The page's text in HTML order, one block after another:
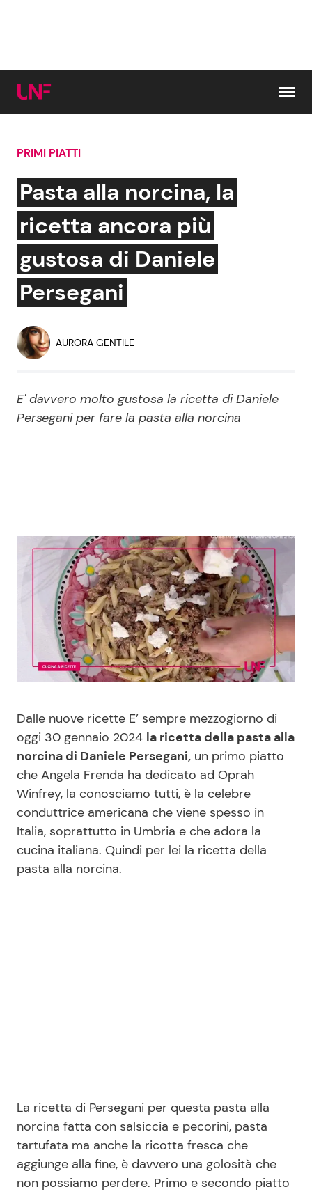
Cerca:
News e Cronaca
Attualità Italiana
Dal Mondo
Economia
Persone Scomparse
Politica
Gossip e TV
Bellezze VIP
Reality e Talent
News Musica
News Spettacolo
Benessere
Casa
Moda e Style
Mondo Mamma
News benessere
Salute
Viaggi e Turismo
Cucina e Ricette
Consigli di Cucina
Dolci
Le Ricette in TV
Primi Piatti
Ricette Facili e Veloci
Redazione
Contattaci
PRIMI PIATTI
Pasta alla norcina, la
ricetta ancora più
gustosa di Daniele
Persegani
AURORA GENTILE
E' davvero molto gustosa la ricetta di Daniele
Persegani per fare la pasta alla norcina
Dalle nuove ricette E’ sempre mezzogiorno di
oggi 30 gennaio 2024 la ricetta della pasta alla
norcina di Daniele Persegani, un primo piatto
che Angela Frenda ha dedicato ad Oprah
Winfrey, la conosciamo tutti, è la celebre
conduttrice americana che viene spesso in
Italia, soprattutto in Umbria e che adora la
cucina italiana. Quindi per lei la ricetta della
pasta alla norcina.
La ricetta di Persegani per questa pasta alla
norcina fatta con salsiccia e pecorini, pasta
tartufata ma anche la ricotta fresca che
aggiunge alla fine, è davvero una golosità che
non possiamo perdere. Primo e secondo piatto